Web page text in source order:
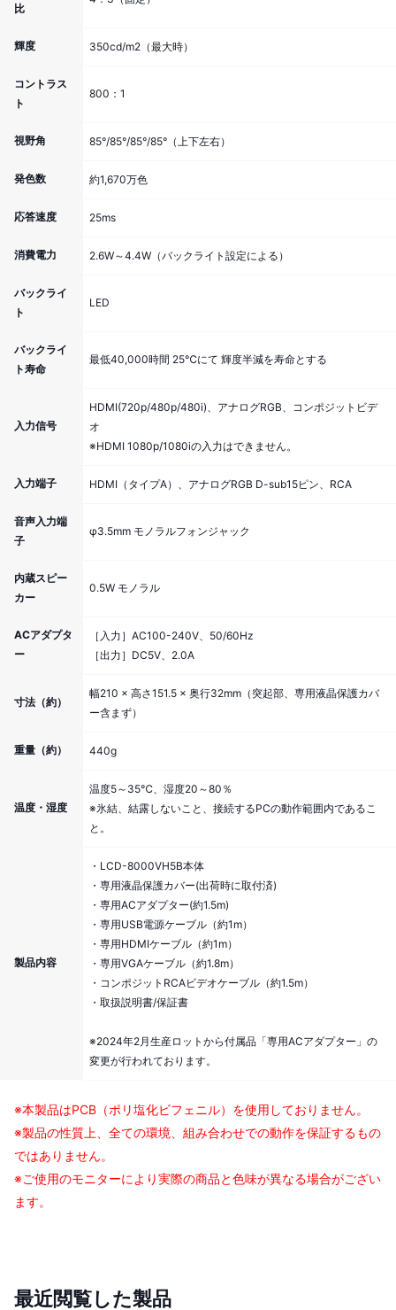
比
輝度 350cd/m2（最大時）
コントラス
ト
800：1
視野角 85°/85°/85°/85°（上下左右）
発色数 約1,670万色
応答速度 25ms
消費電力 2.6W～4.4W（バックライト設定による）
バックライ
ト
LED
バックライ
ト寿命
最低40,000時間 25℃にて 輝度半減を寿命とする
入力信号
HDMI(720p/480p/480i)、アナログRGB、コンポジットビデ
オ
※HDMI 1080p/1080iの入力はできません。
入力端子 HDMI（タイプA）、アナログRGB D-sub15ピン、RCA
音声入力端
子
φ3.5mm モノラルフォンジャック
内蔵スピー
カー
0.5W モノラル
ACアダプタ
ー
［入力］AC100-240V、50/60Hz
［出力］DC5V、2.0A
寸法（約）
幅210 × 高さ151.5 × 奥行32mm（突起部、専用液晶保護カバ
ー含まず）
重量（約） 440g
温度・湿度
温度5～35℃、湿度20～80％
※氷結、結露しないこと、接続するPCの動作範囲内であるこ
と。
製品内容
・LCD-8000VH5B本体
・専用液晶保護カバー(出荷時に取付済)
・専用ACアダプター(約1.5m)
・専用USB電源ケーブル（約1m）
・専用HDMIケーブル（約1m）
・専用VGAケーブル（約1.8m）
・コンポジットRCAビデオケーブル（約1.5m）
・取扱説明書/保証書
※2024年2月生産ロットから付属品「専用ACアダプター」の
変更が行われております。
※本製品はPCB（ポリ塩化ビフェニル）を使用しておりません。
※製品の性質上、全ての環境、組み合わせでの動作を保証するもの
ではありません。
※ご使用のモニターにより実際の商品と色味が異なる場合がござい
ます。
最近閲覧した製品